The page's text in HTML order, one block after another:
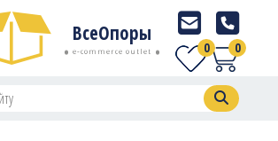
ВсеОпоры
e-commerce outlet 0
0